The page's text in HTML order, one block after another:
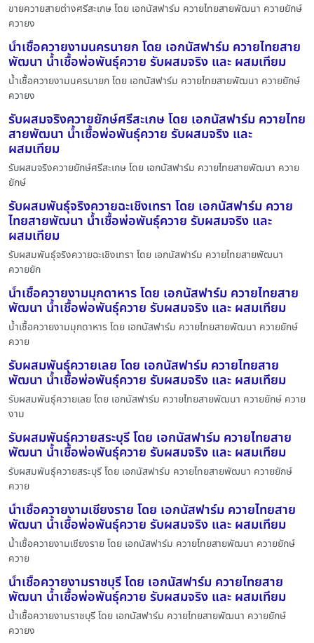
ขายควายสายต่างศรีสะเกษ โดย เอกนัสฟาร์ม ควายไทยสายพัฒนา ควายยักษ์
ควายง
น้ำเชื้อควายงามนครนายก โดย เอกนัสฟาร์ม ควายไทยสาย
พัฒนา น้ำเชื้อพ่อพันธุ์ควาย รับผสมจริง และ ผสมเทียม
น้ำเชื้อควายงามนครนายก โดย เอกนัสฟาร์ม ควายไทยสายพัฒนา ควายยักษ์
ควายง
รับผสมจริงควายยักษ์ศรีสะเกษ โดย เอกนัสฟาร์ม ควายไทย
สายพัฒนา น้ำเชื้อพ่อพันธุ์ควาย รับผสมจริง และ
ผสมเทียม
รับผสมจริงควายยักษ์ศรีสะเกษ โดย เอกนัสฟาร์ม ควายไทยสายพัฒนา ควาย
ยักษ์
รับผสมพันธุ์จริงควายฉะเชิงเทรา โดย เอกนัสฟาร์ม ควาย
ไทยสายพัฒนา น้ำเชื้อพ่อพันธุ์ควาย รับผสมจริง และ
ผสมเทียม
รับผสมพันธุ์จริงควายฉะเชิงเทรา โดย เอกนัสฟาร์ม ควายไทยสายพัฒนา
ควายยัก
น้ำเชื้อควายงามมุกดาหาร โดย เอกนัสฟาร์ม ควายไทยสาย
พัฒนา น้ำเชื้อพ่อพันธุ์ควาย รับผสมจริง และ ผสมเทียม
น้ำเชื้อควายงามมุกดาหาร โดย เอกนัสฟาร์ม ควายไทยสายพัฒนา ควายยักษ์
ควาย
รับผสมพันธุ์ควายเลย โดย เอกนัสฟาร์ม ควายไทยสาย
พัฒนา น้ำเชื้อพ่อพันธุ์ควาย รับผสมจริง และ ผสมเทียม
รับผสมพันธุ์ควายเลย โดย เอกนัสฟาร์ม ควายไทยสายพัฒนา ควายยักษ์ ควาย
งาม
รับผสมพันธุ์ควายสระบุรี โดย เอกนัสฟาร์ม ควายไทยสาย
พัฒนา น้ำเชื้อพ่อพันธุ์ควาย รับผสมจริง และ ผสมเทียม
รับผสมพันธุ์ควายสระบุรี โดย เอกนัสฟาร์ม ควายไทยสายพัฒนา ควายยักษ์
ควาย
น้ำเชื้อควายงามเชียงราย โดย เอกนัสฟาร์ม ควายไทยสาย
พัฒนา น้ำเชื้อพ่อพันธุ์ควาย รับผสมจริง และ ผสมเทียม
น้ำเชื้อควายงามเชียงราย โดย เอกนัสฟาร์ม ควายไทยสายพัฒนา ควายยักษ์
ควาย
น้ำเชื้อควายงามราชบุรี โดย เอกนัสฟาร์ม ควายไทยสาย
พัฒนา น้ำเชื้อพ่อพันธุ์ควาย รับผสมจริง และ ผสมเทียม
น้ำเชื้อควายงามราชบุรี โดย เอกนัสฟาร์ม ควายไทยสายพัฒนา ควายยักษ์
ควายง